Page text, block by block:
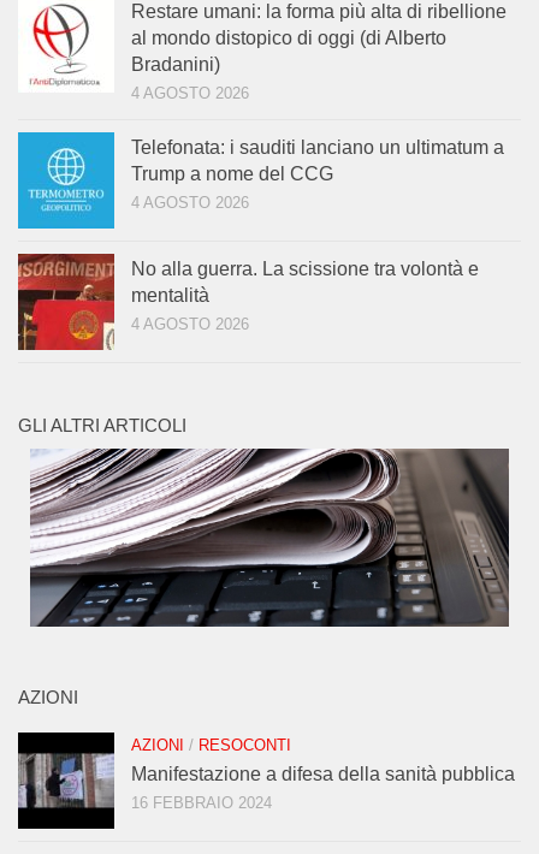
Restare umani: la forma più alta di ribellione
al mondo distopico di oggi (di Alberto
Bradanini)
4 AGOSTO 2026
Telefonata: i sauditi lanciano un ultimatum a
Trump a nome del CCG
4 AGOSTO 2026
No alla guerra. La scissione tra volontà e
mentalità
4 AGOSTO 2026
GLI ALTRI ARTICOLI
AZIONI
AZIONI / RESOCONTI
Manifestazione a difesa della sanità pubblica
16 FEBBRAIO 2024